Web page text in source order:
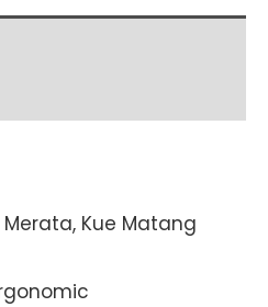
Kue Matang